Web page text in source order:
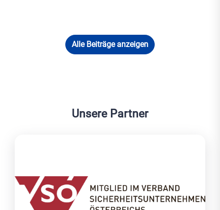
Alle Beiträge anzeigen
Unsere Partner
VSÖ